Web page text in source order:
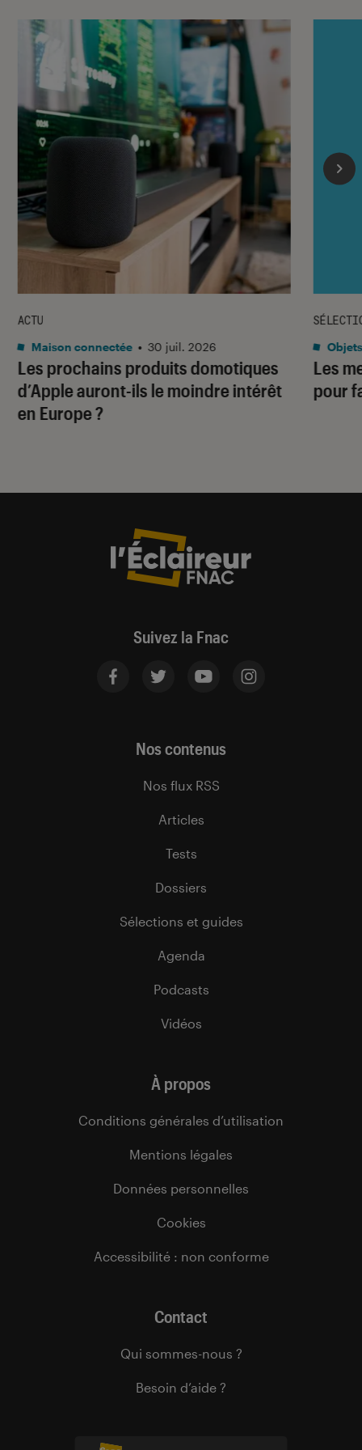
Les prochains produits domotiques
d’Apple auront-ils le moindre intérêt
en Europe ?
ACTU
Maison connectée • 30 juil. 2026
Les
pour
Suivez la Fnac
Nos contenus
Nos flux RSS
Articles
Tests
Dossiers
Sélections et guides
Agenda
Podcasts
Vidéos
À propos
Conditions générales d’utilisation
Mentions légales
Données personnelles
Cookies
Accessibilité : non conforme
Contact
Qui sommes-nous ?
Besoin d’aide ?